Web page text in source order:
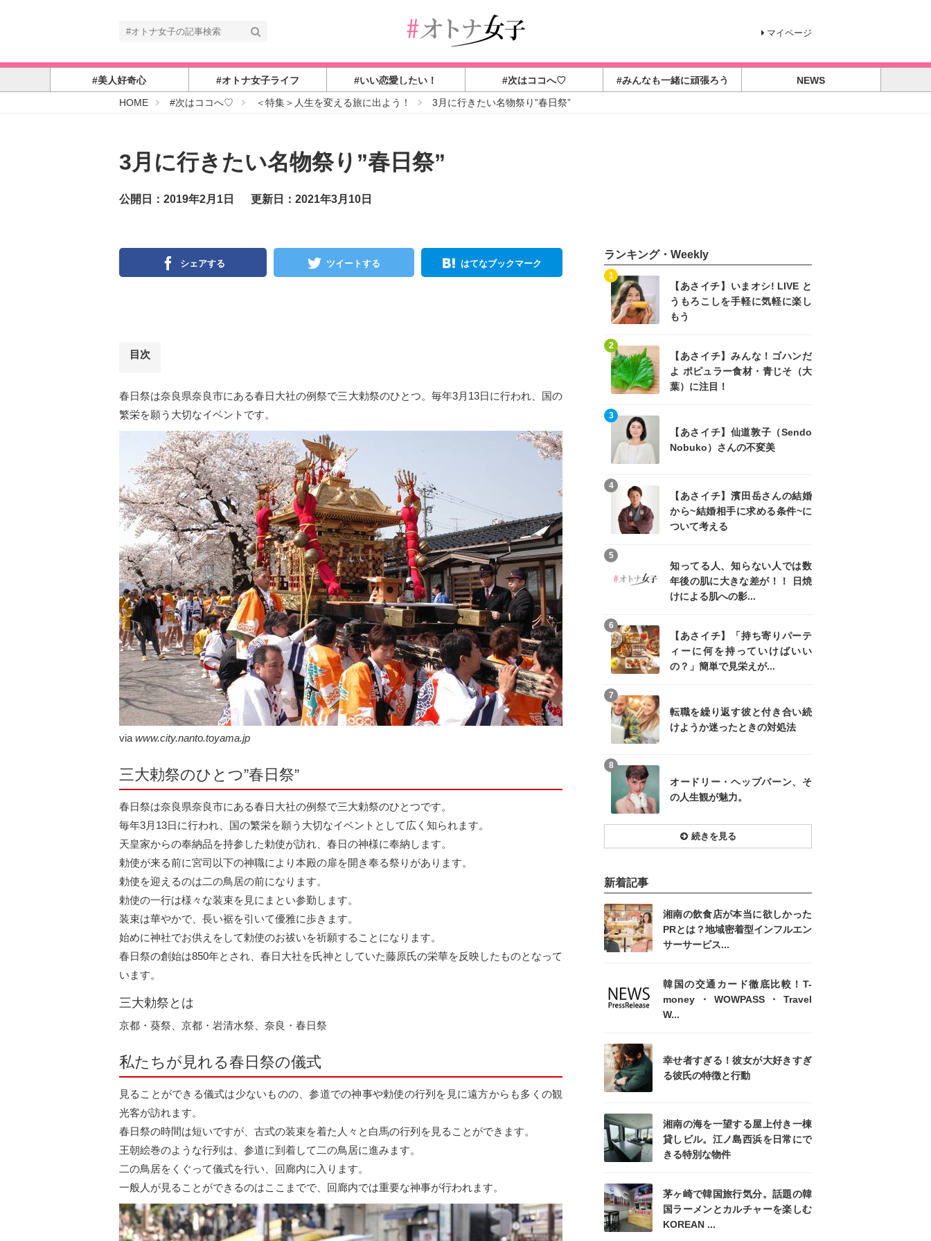
マイページ
#美人好奇心 #オトナ女子ライフ #いい恋愛したい！ #次はココへ♡ #みんなも一緒に頑張ろう
NEWS
HOME#
子
#次はココへ♡ ＜特集＞人生を変える旅に出よう！ 3月に行きたい名物祭り”春日祭”
3月に行きたい名物祭り”春日祭”
公開日：2019年2月1日 更新日：2021年3月10日
シェアする ツイートする はてなブックマーク
目次
春日祭は奈良県奈良市にある春日大社の例祭で三大勅祭のひとつ。毎年3月13日に行われ、国の
繁栄を願う大切なイベントです。
via www.city.nanto.toyama.jp
三大勅祭のひとつ”春日祭”
春日祭は奈良県奈良市にある春日大社の例祭で三大勅祭のひとつです。
毎年3月13日に行われ、国の繁栄を願う大切なイベントとして広く知られます。
天皇家からの奉納品を持参した勅使が訪れ、春日の神様に奉納します。
勅使が来る前に宮司以下の神職により本殿の扉を開き奉る祭りがあります。
勅使を迎えるのは二の鳥居の前になります。
勅使の一行は様々な装束を見にまとい参勤します。
装束は華やかで、長い裾を引いて優雅に歩きます。
始めに神社でお供えをして勅使のお祓いを祈願することになります。
春日祭の創始は850年とされ、春日大社を氏神としていた藤原氏の栄華を反映したものとなって
います。
三大勅祭とは
京都・葵祭、京都・岩清水祭、奈良・春日祭
私たちが見れる春日祭の儀式
見ることができる儀式は少ないものの、参道での神事や勅使の行列を見に遠方からも多くの観
光客が訪れます。
春日祭の時間は短いですが、古式の装束を着た人々と白馬の行列を見ることができます。
王朝絵巻のような行列は、参道に到着して二の鳥居に進みます。
二の鳥居をくぐって儀式を行い、回廊内に入ります。
一般人が見ることができるのはここまでで、回廊内では重要な神事が行われます。
ランキング・Weekly
【あさイチ】いまオシ! LIVE と
うもろこしを手軽に気軽に楽し
もう
1
【あさイチ】みんな！ゴハンだ
よ ポピュラー食材・青じそ（大
葉）に注目！
2
【あさイチ】仙道敦子（Sendo
Nobuko）さんの不変美
3
【あさイチ】濱田岳さんの結婚
から~結婚相手に求める条件~に
ついて考える
4
知ってる人、知らない人では数
年後の肌に大きな差が！！ 日焼
けによる肌への影...
5
【あさイチ】「持ち寄りパーテ
ィーに何を持っていけばいい
の？」簡単で見栄えが...
6
転職を繰り返す彼と付き合い続
けようか迷ったときの対処法
7
オードリー・ヘップバーン、そ
の人生観が魅力。
8
続きを見る
新着記事
湘南の飲食店が本当に欲しかった
PRとは？地域密着型インフルエン
サーサービス...
韓国の交通カード徹底比較！T-
money・WOWPASS・Travel
W...
幸せ者すぎる！彼女が大好きすぎ
る彼氏の特徴と行動
湘南の海を一望する屋上付き一棟
貸しビル。江ノ島西浜を日常にで
きる特別な物件
茅ヶ崎で韓国旅行気分。話題の韓
国ラーメンとカルチャーを楽しむ
KOREAN ...